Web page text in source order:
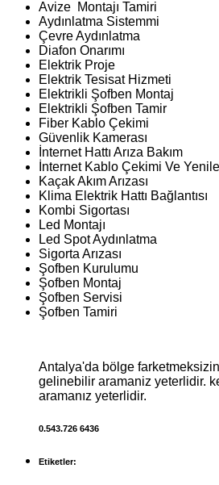
Avize Montajı Tamiri
Aydınlatma Sistemmi
Çevre Aydınlatma
Diafon Onarımı
Elektrik Proje
Elektrik Tesisat Hizmeti
Elektrikli Şofben Montaj
Elektrikli Şofben Tamir
Fiber Kablo Çekimi
Güvenlik Kamerası
İnternet Hattı Arıza Bakım
İnternet Kablo Çekimi Ve
Kaçak Akım Arızası
Klima Elektrik Hattı Bağlantısı
Kombi Sigortası
Led Montajı
Led Spot Aydınlatma
Sigorta Arızası
Şofben Kurulumu
Şofben Montaj
Şofben Servisi
Şofben Tamiri
Antalya'da bölge
gelinebilir aramaniz yeterlidir.
aramanız yeterlidir.
0.543.726 6436
Etiketler: